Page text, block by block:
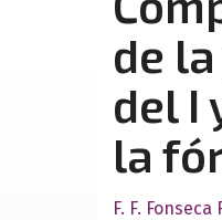
de
del I
la
F. F. Fonseca